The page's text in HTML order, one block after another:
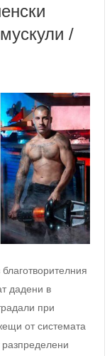
/
дадени в
при
от системата